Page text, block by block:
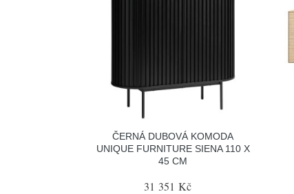
ČERNÁ DUBOVÁ KOMODA
UNIQUE FURNITURE SIENA 110 X
45 CM
31 351 Kč